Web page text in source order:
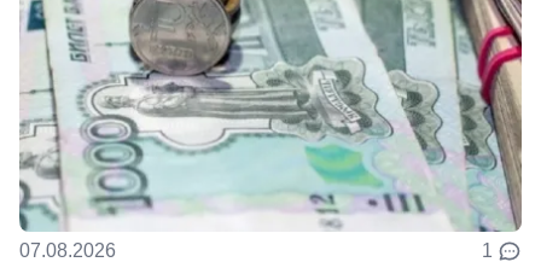
07.08.2026 1